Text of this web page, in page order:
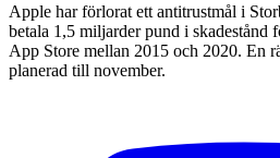
Apple har förlorat ett antitrustmål i
betala 1,5 miljarder pund i skadestånd
App Store mellan 2015 och 2020. En
planerad till november.